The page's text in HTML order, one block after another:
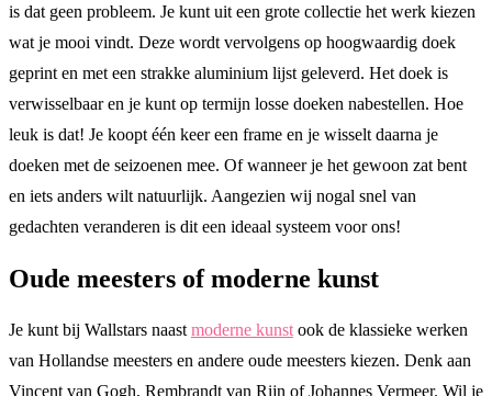
is dat geen probleem. Je kunt uit een grote collectie het werk kiezen
wat je mooi vindt. Deze wordt vervolgens op hoogwaardig doek
geprint en met een strakke aluminium lijst geleverd. Het doek is
verwisselbaar en je kunt op termijn losse doeken nabestellen. Hoe
leuk is dat! Je koopt één keer een frame en je wisselt daarna je
doeken met de seizoenen mee. Of wanneer je het gewoon zat bent
en iets anders wilt natuurlijk. Aangezien wij nogal snel van
gedachten veranderen is dit een ideaal systeem voor ons!
Oude meesters of moderne kunst
Je kunt bij Wallstars naastmoderne kunstook de klassieke werken
van Hollandse meesters en andere oude meesters kiezen. Denk aan
Vincent van Gogh, Rembrandt van Rijn of Johannes Vermeer. Wil je